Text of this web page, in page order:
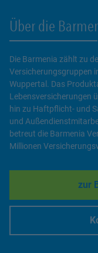
Über die
Die Barmenia zählt zu
Versicherungsgruppen
Wuppertal. Das
Lebensversicherungen
hin zu Haftpflicht- und
und
betreut die Barmenia
Millionen
zur